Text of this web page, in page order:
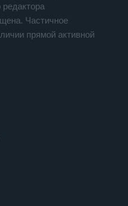
редактора
Частичное
прямой активной